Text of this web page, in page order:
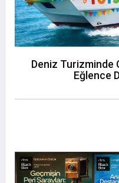
Deniz Turizminde
Eğlence